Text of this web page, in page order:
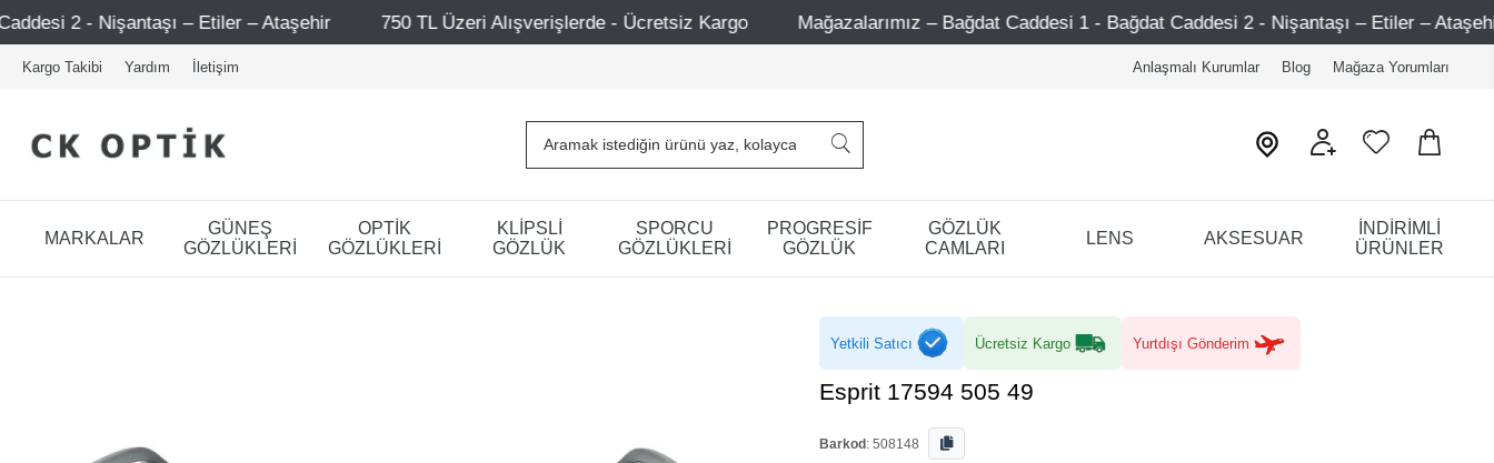
– Ataşehir 750 TL Üzeri Alışverişlerde - Ücretsiz Kargo Mağazalarımız – Bağdat Caddesi 1 - Bağdat Caddesi 2 - Nişantaşı – Etiler – Ataşehir Şimdi Üye ol !
Kargo Takibi Yardım İletişim Anlaşmalı Kurumlar Blog Mağaza Yorumları
MARKALAR
GÜNEŞ
GÖZLÜKLERİ
OPTİK
GÖZLÜKLERİ
KLİPSLİ
GÖZLÜK
SPORCU
GÖZLÜKLERİ
PROGRESİF
GÖZLÜK
GÖZLÜK
CAMLARI
LENS AKSESUAR
İNDİRİMLİ
ÜRÜNLER
Yetkili Satıcı Ücretsiz Kargo Yurtdışı Gönderim
Esprit 17594 505 49
Barkod : 508148